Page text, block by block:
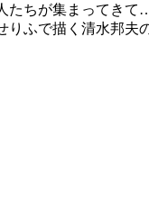
たちが集まってきて…
ふで描く清水邦夫